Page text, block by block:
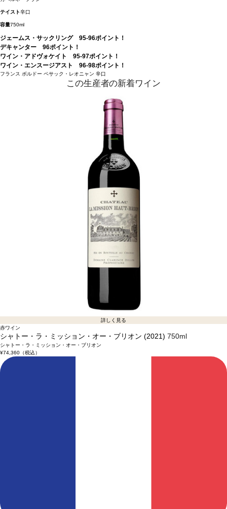
テイスト辛口
容量750ml
ジェームス・サックリング 95-96ポイント！
デキャンター 96ポイント！
ワイン・アドヴォケイト 95-97ポイント！
ワイン・エンスージアスト 96-98ポイント！
フランス ボルドー ペサック・レオニャン 辛口
この生産者の新着ワイン
詳しく見る
赤ワイン
シャトー・ラ・ミッション・オー・ブリオン (2021) 750ml
シャトー・ラ・ミッション・オー・ブリオン
¥74,360（税込）